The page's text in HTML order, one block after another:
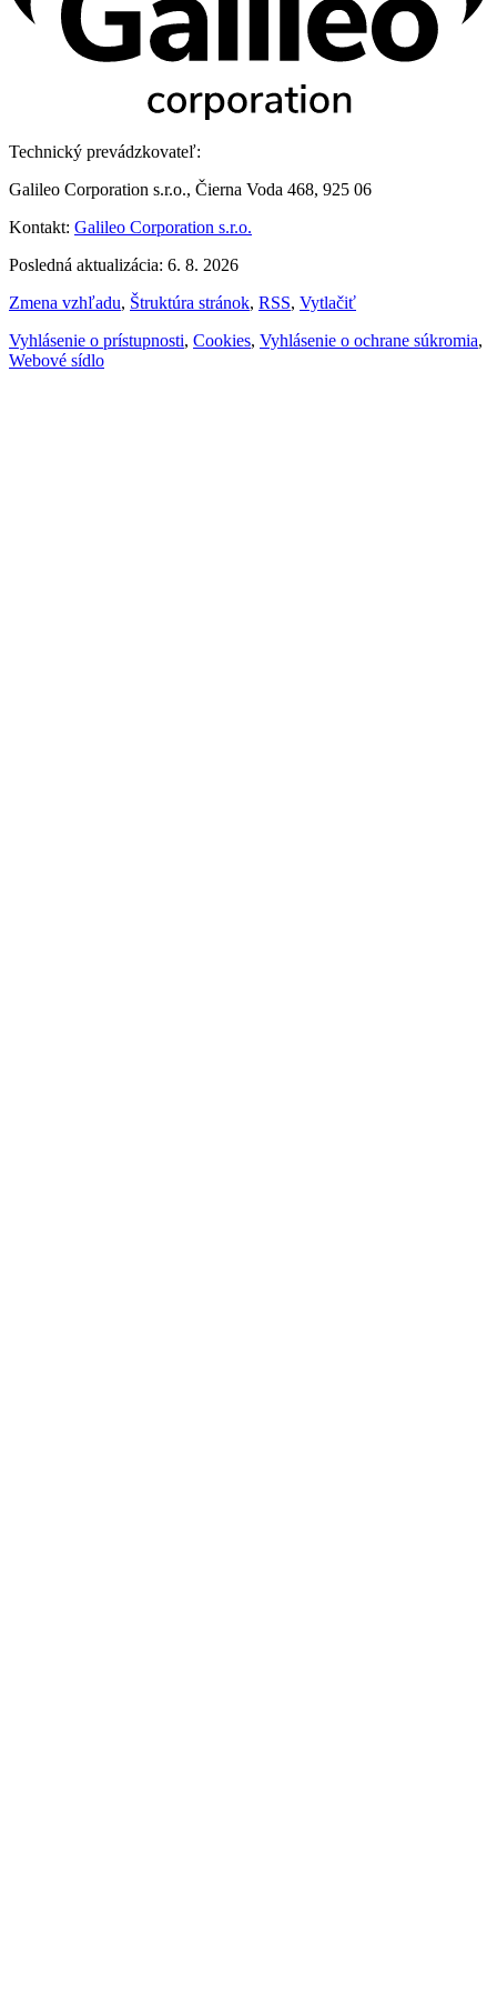
Technický prevádzkovateľ:
Galileo Corporation s.r.o., Čierna Voda 468, 925 06
Kontakt: Galileo Corporation s.r.o.
Posledná aktualizácia: 6. 8. 2026
Zmena vzhľadu, Štruktúra stránok, RSS, Vytlačiť
Vyhlásenie o prístupnosti, Cookies, Vyhlásenie o ochrane súkromia,
Webové sídlo